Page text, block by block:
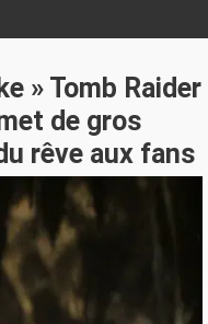
» Tomb Raider
de gros
rêve aux fans